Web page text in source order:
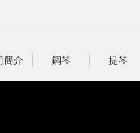
簡介 鋼琴 提琴